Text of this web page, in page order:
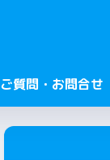
ご質問・お問合せ